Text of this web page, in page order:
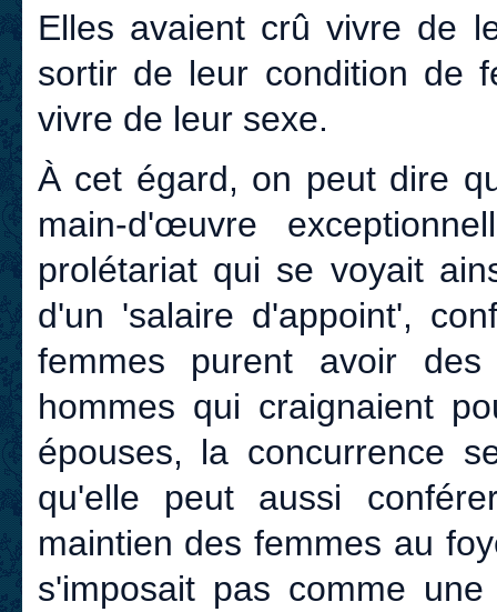
Elles avaient crû vivre de
sortir de leur condition de
vivre de leur sexe.
À cet égard, on peut dire
main-d'œuvre
prolétariat qui se voyait
d'un 'salaire d'appoint',
femmes purent avoir
hommes qui craignaient
épouses, la concurrence
qu'elle peut aussi
maintien des femmes au
s'imposait pas comme